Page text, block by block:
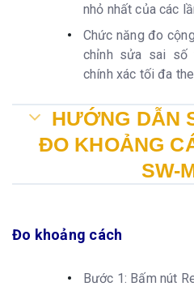
nhỏ nhất của các
Chức năng đo
chỉnh sửa sai
chính xác tối đa
HƯỚNG DẪN
ĐO KHOẢNG
SW-
Đo khoảng cách
Bước 1: Bấm nút